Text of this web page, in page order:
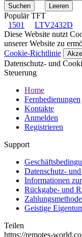
Populär TFT
1501
LTV2432D
Diese Website nutzt
unserer Website zu
Cookie-Richtlinie
Datenschutz- und
Steuerung
Home
Fernbedienungen
Kontakte
Anmelden
Registrieren
Support
Datenschutz-
Informationen
Rückgabe- und
Geistige
Teilen
https://remotes-